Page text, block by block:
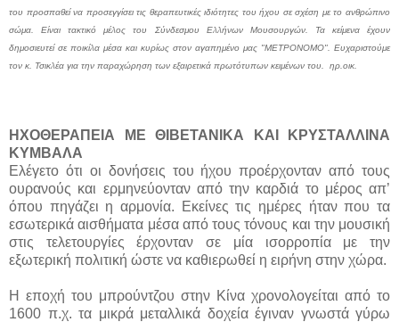
του προσπαθεί να προσεγγίσει τις θεραπευτικές ιδιότητες του ήχου σε σχέση με το ανθρώπινο
σώμα. Είναι τακτικό μέλος του Σύνδεσμου Ελλήνων Μουσουργών.
Τα κείμενα έχουν
δημοσιευτεί σε ποικίλα μέσα και κυρίως στον αγαπημένο μας "ΜΕΤΡΟΝΟΜΟ".
Ευχαριστούμε
τον κ. Τσικλέα για την παραχώρηση των εξαιρετικά πρωτότυπων κειμένων του. ηρ.οικ.
ΗΧΟΘΕΡΑΠΕΙΑ ΜΕ ΘΙΒΕΤΑΝΙΚΑ ΚΑΙ ΚΡΥΣΤΑΛΛΙΝΑ
ΚΥΜΒΑΛΑ
Ελέγετο ότι οι δονήσεις του ήχου προέρχονταν από τους
ουρανούς και ερμηνεύονταν από την καρδιά το μέρος απ’
όπου πηγάζει η αρμονία. Εκείνες τις ημέρες ήταν που τα
εσωτερικά αισθήματα μέσα από τους τόνους και την μουσική
στις τελετουργίες έρχονταν σε μία ισορροπία με την
εξωτερική πολιτική ώστε να καθιερωθεί η ειρήνη στην χώρα.
Η εποχή του μπρούντζου στην Κίνα χρονολογείται από το
1600 π.χ. τα μικρά μεταλλικά δοχεία έγιναν γνωστά γύρω